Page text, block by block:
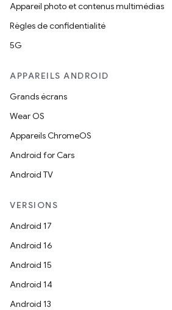
Appareil photo et contenus multimédias
Règles de confidentialité
5G
APPAREILS ANDROID
Grands écrans
Wear OS
Appareils ChromeOS
Android for Cars
Android TV
VERSIONS
Android 17
Android 16
Android 15
Android 14
Android 13